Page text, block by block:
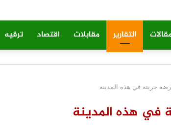
التقارير مقابلات اقتصاد ترقيه
جريئة في هذه المدينة
في هذه المدينة